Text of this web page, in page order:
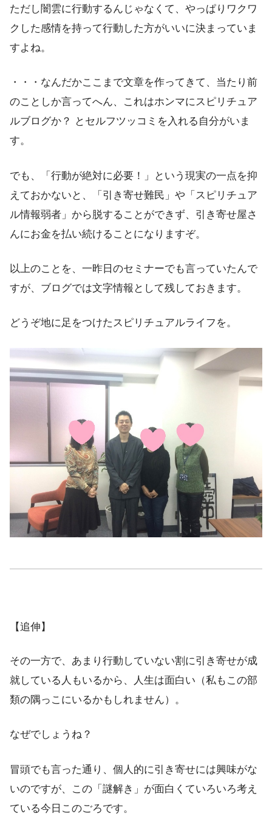
ただし闇雲に行動するんじゃなくて、やっぱりワクワ
クした感情を持って行動した方がいいに決まっていま
すよね。
・・・なんだかここまで文章を作ってきて、当たり前
のことしか言ってへん、これはホンマにスピリチュア
ルブログか？ とセルフツッコミを入れる自分がいま
す。
でも、「行動が絶対に必要！」という現実の一点を抑
えておかないと、「引き寄せ難民」や「スピリチュア
ル情報弱者」から脱することができず、引き寄せ屋さ
んにお金を払い続けることになりますぞ。
以上のことを、一昨日のセミナーでも言っていたんで
すが、ブログでは文字情報として残しておきます。
どうぞ地に足をつけたスピリチュアルライフを。
【追伸】
その一方で、あまり行動していない割に引き寄せが成
就している人もいるから、人生は面白い（私もこの部
類の隅っこにいるかもしれません）。
なぜでしょうね？
冒頭でも言った通り、個人的に引き寄せには興味がな
いのですが、この「謎解き」が面白くていろいろ考え
ている今日このごろです。